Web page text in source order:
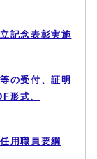
記念表彰実施
の受付、証明
形式、
用職員要綱